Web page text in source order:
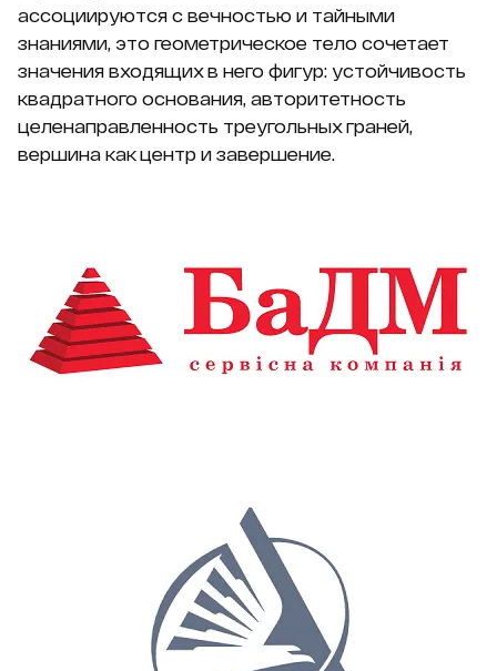
ассоциируются с вечностью и тайными
знаниями, это геометрическое тело сочетает
значения входящих в него фигур: устойчивость
квадратного основания, авторитетность
целенаправленность треугольных граней,
вершина как центр и завершение.